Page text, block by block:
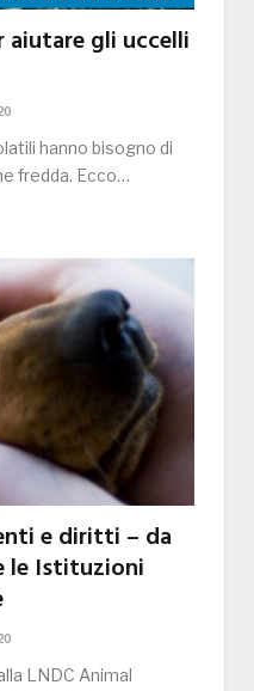
aiutare gli uccelli
hanno bisogno di
fredda. Ecco…
e diritti – da
le Istituzioni
LNDC Animal